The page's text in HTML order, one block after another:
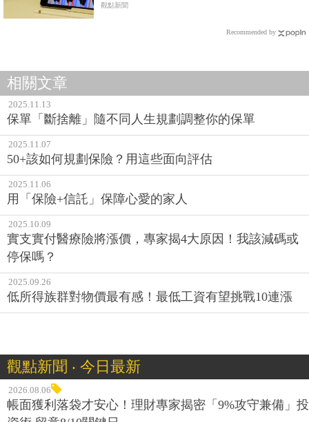
觀點新聞
Recommended by
相關文章
2025.11.13
保單「斷捨離」隨不同人生規劃調整你的保單
2025.11.07
50+該如何規劃保險？用這些面向評估
2025.11.06
用「保險+信託」保障心愛的家人
2025.10.09
實支實付醫療險將漲價，專家揭4大原因！我該減碼或
停保嗎？
2025.09.26
低所得族群對物價最有感！最低工資有望挑戰10連漲
觀點新聞 ‧ 今日最新
2026.08.06
帳面獲利落袋才安心！理財專家揭密「9%攻守兼備」投